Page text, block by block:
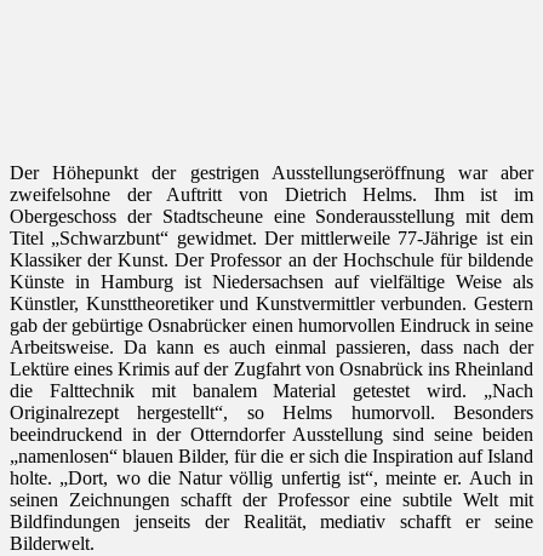
Der Höhepunkt der gestrigen Ausstellungseröffnung war aber
zweifelsohne der Auftritt von Dietrich Helms. Ihm ist im
Obergeschoss der Stadtscheune eine Sonderausstellung mit dem
Titel „Schwarzbunt“ gewidmet. Der mittlerweile 77-Jährige ist ein
Klassiker der Kunst. Der Professor an der Hochschule für bildende
Künste in Hamburg ist Niedersachsen auf vielfältige Weise als
Künstler, Kunsttheoretiker und Kunstvermittler verbunden. Gestern
gab der gebürtige Osnabrücker einen humorvollen Eindruck in seine
Arbeitsweise. Da kann es auch einmal passieren, dass nach der
Lektüre eines Krimis auf der Zugfahrt von Osnabrück ins Rheinland
die Falttechnik mit banalem Material getestet wird. „Nach
Originalrezept hergestellt“, so Helms humorvoll. Besonders
beeindruckend in der Otterndorfer Ausstellung sind seine beiden
„namenlosen“ blauen Bilder, für die er sich die Inspiration auf Island
holte. „Dort, wo die Natur völlig unfertig ist“, meinte er. Auch in
seinen Zeichnungen schafft der Professor eine subtile Welt mit
Bildfindungen jenseits der Realität, mediativ schafft er seine
Bilderwelt.